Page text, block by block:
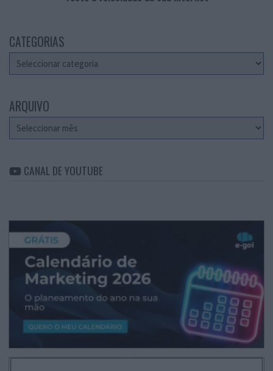
CATEGORIAS
Categorias
ARQUIVO
Arquivo
CANAL DE YOUTUBE